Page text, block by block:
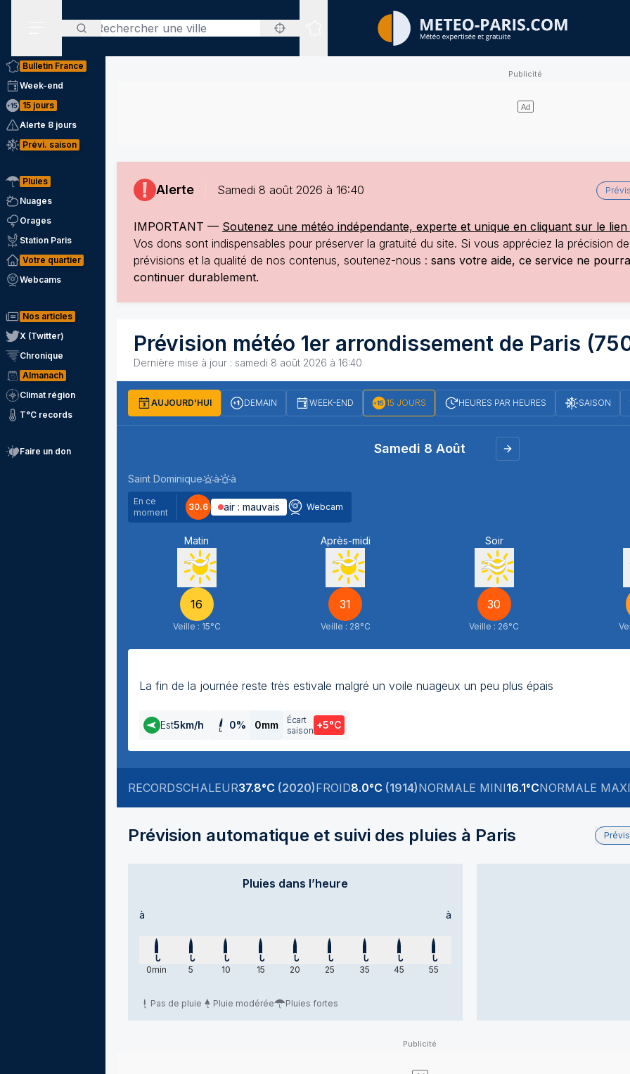
Rechercher
Sites expertisés
Bulletin France
Week-end
15 jours
Alerte 8 jours
Prévi. saison
Pluies
Nuages
Orages
Station Paris
Votre quartier
Webcams
Nos articles
X (Twitter)
Chronique
Almanach
Climat région
T°C records
Faire un don
Alerte Samedi 8 août 2026 à 16:40
IMPORTANT — Soutenez une météo indépendante, experte et unique en cliquant sur le
Vos dons sont indispensables pour préserver la gratuité du site. Si vous appréciez la précision
prévisions et la qualité de nos contenus, soutenez-nous : sans votre aide, ce service ne
continuer durablement.
Prévision météo 1er arrondissement de Paris
Dernière mise à jour : samedi 8 août 2026 à 16:40
AUJOURD'HUI DEMAIN WEEK-END 15 JOURS HEURES PAR HEURES SAISON
Samedi 8 Août
samedi 8 août
Saint DominiqueLevé du soleil
à Couché du soleil
à
En ce
moment
30.6 air : mauvais Webcam
Matin
16
Veille : 15°C
Après-midi
31
Veille : 28°C
Soir
30
Veille : 26°C
La fin de la journée reste très estivale malgré un voile nuageux un peu plus épais
Est5km/h 0% 0mm
Écart
saison +5°C
RECORDSCHALEUR37.8°C (2020)FROID8.0°C (1914)NORMALE MINI16.1°CNORMALE MAXI
Prévision automatique et suivi des pluies à Paris
Pluies dans l’heure
à à
samedi 8 août 2026
0min
Temps sec
samedi 8 août 2026
5
Temps sec
samedi 8 août 2026
10
Temps sec
samedi 8 août 2026
15
Temps sec
samedi 8 août 2026
20
Temps sec
samedi 8 août 2026
25
Temps sec
samedi 8 août 2026
35
Temps sec
samedi 8 août 2026
45
Temps sec
samedi 8 août 2026
55
Temps sec
Pas de pluie Pluie modérée Pluies fortes